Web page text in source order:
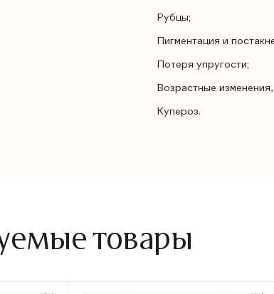
Рубцы;
Пигментация и
Потеря упругости;
Возрастные
Купероз.
товары